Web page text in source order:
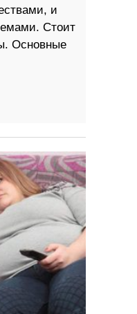
и
Стоит
Основные